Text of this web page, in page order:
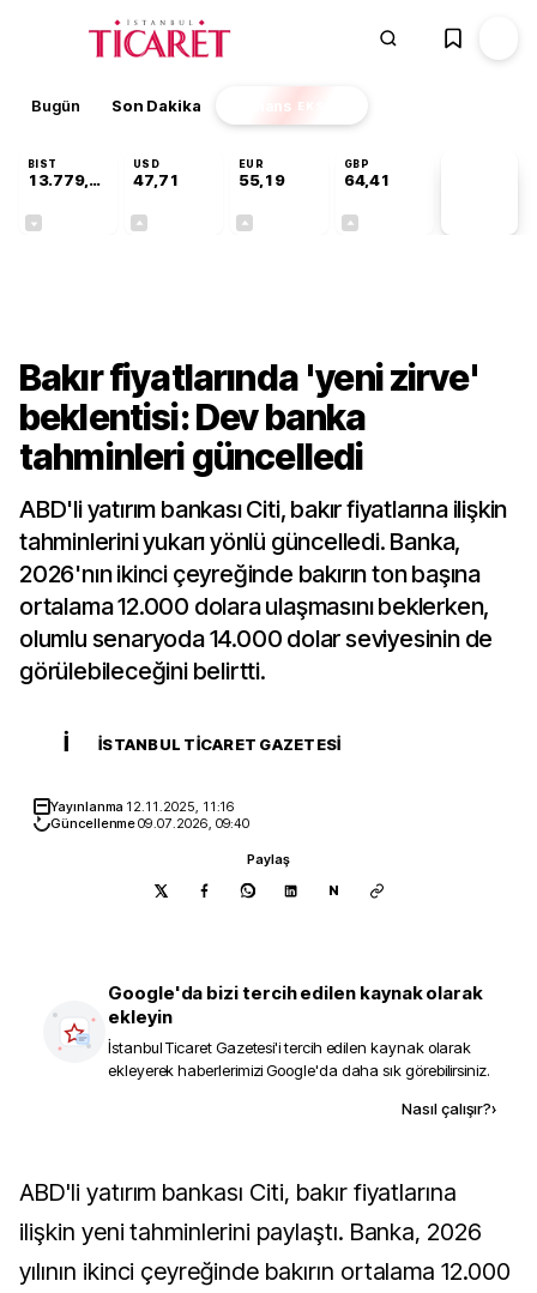
Bugün Son Dakika Finans EKSTRA
BIST
13.779,39
USD
47,71
EUR
55,19
GBP
64,41
Bakır fiyatlarında 'yeni zirve'
beklentisi: Dev banka
tahminleri güncelledi
ABD'li yatırım bankası Citi, bakır fiyatlarına ilişkin
tahminlerini yukarı yönlü güncelledi. Banka,
2026'nın ikinci çeyreğinde bakırın ton başına
ortalama 12.000 dolara ulaşmasını beklerken,
olumlu senaryoda 14.000 dolar seviyesinin de
görülebileceğini belirtti.
İ İSTANBUL TICARET GAZETESI
Yayınlanma 12.11.2025, 11:16
Güncellenme09.07.2026, 09:40
Paylaş
N
Google'da bizi tercih edilen kaynak olarak
ekleyin
İstanbul Ticaret Gazetesi'i tercih edilen kaynak olarak
ekleyerek haberlerimizi Google'da daha sık görebilirsiniz.
Nasıl çalışır?›
ABD'li yatırım bankası Citi, bakır fiyatlarına
ilişkin yeni tahminlerini paylaştı. Banka, 2026
yılının ikinci çeyreğinde bakırın ortalama 12.000